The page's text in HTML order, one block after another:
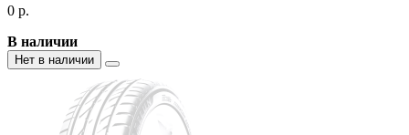
0 р.
В наличии
Нет в наличии